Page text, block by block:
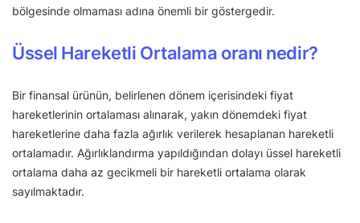
bölgesinde olmaması adına önemli bir göstergedir.
Üssel Hareketli Ortalama oranı nedir?
Bir finansal ürünün, belirlenen dönem içerisindeki fiyat
hareketlerinin ortalaması alınarak, yakın dönemdeki fiyat
hareketlerine daha fazla ağırlık verilerek hesaplanan hareketli
ortalamadır. Ağırlıklandırma yapıldığından dolayı üssel hareketli
ortalama daha az gecikmeli bir hareketli ortalama olarak
sayılmaktadır.